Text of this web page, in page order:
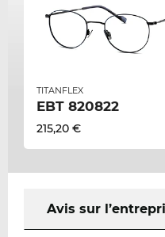
TITANFLEX
EBT 820822
215,20 €
Avis sur